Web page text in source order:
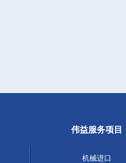
伟益服务项目
机械进口